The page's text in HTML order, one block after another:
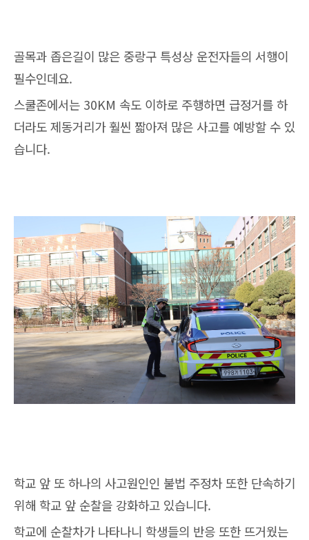
골목과 좁은길이 많은 중랑구 특성상 운전자들의 서행이
필수인데요.
스쿨존에서는 30KM 속도 이하로 주행하면 급정거를 하
더라도 제동거리가 훨씬 짧아져 많은 사고를 예방할 수 있
습니다.
학교 앞 또 하나의 사고원인인 불법 주정차 또한 단속하기
위해 학교 앞 순찰을 강화하고 있습니다.
학교에 순찰차가 나타나니 학생들의 반응 또한 뜨거웠는